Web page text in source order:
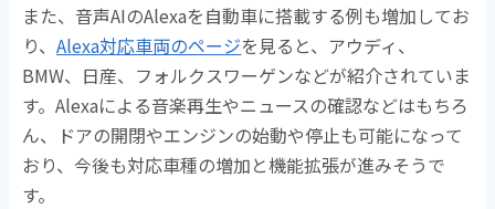
また、音声AIのAlexaを自動車に搭載する例も増加してお
り、Alexa対応車両のページを見ると、アウディ、
BMW、日産、フォルクスワーゲンなどが紹介されていま
す。Alexaによる音楽再生やニュースの確認などはもちろ
ん、ドアの開閉やエンジンの始動や停止も可能になって
おり、今後も対応車種の増加と機能拡張が進みそうで
す。